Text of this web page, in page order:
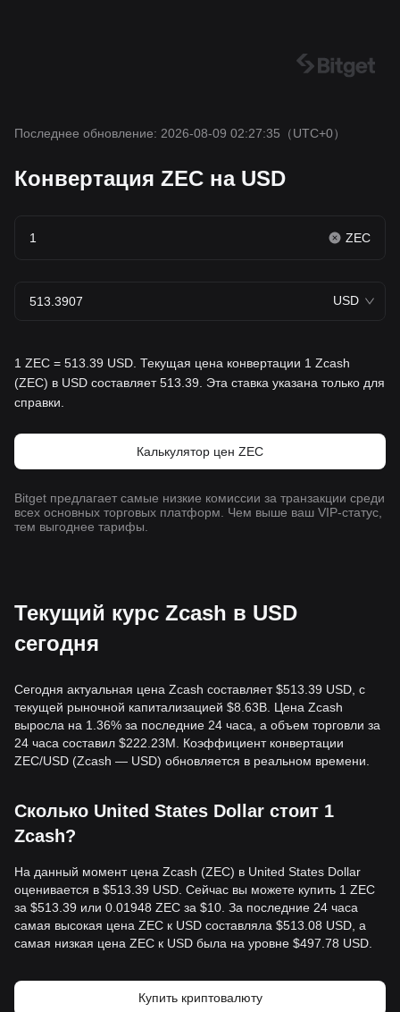
Последнее обновление: 2026-08-09 02:27:35 （UTC+0）
Конвертация ZEC на USD
ZEC
USD
1 ZEC = 513.39 USD. Текущая цена конвертации 1 Zcash
(ZEC) в USD составляет 513.39. Эта ставка указана только для
справки.
Калькулятор цен ZEC
Bitget предлагает самые низкие комиссии за транзакции среди
всех основных торговых платформ. Чем выше ваш VIP-статус,
тем выгоднее тарифы.
Текущий курс Zcash в USD
сегодня
Сегодня актуальная цена Zcash составляет $513.39 USD, с
текущей рыночной капитализацией $8.63B. Цена Zcash
выросла на 1.36% за последние 24 часа, а объем торговли за
24 часа составил $222.23M. Коэффициент конвертации
ZEC/USD (Zcash — USD) обновляется в реальном времени.
Сколько United States Dollar стоит 1
Zcash?
На данный момент цена Zcash (ZEC) в United States Dollar
оценивается в $513.39 USD. Сейчас вы можете купить 1 ZEC
за $513.39 или 0.01948 ZEC за $10. За последние 24 часа
самая высокая цена ZEC к USD составляла $513.08 USD, а
самая низкая цена ZEC к USD была на уровне $497.78 USD.
Купить криптовалюту